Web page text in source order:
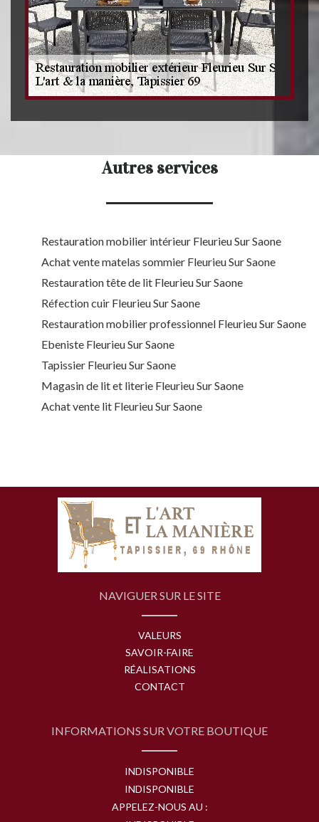
Autres services
Restauration mobilier intérieur Fleurieu Sur Saone
Achat vente matelas sommier Fleurieu Sur Saone
Restauration tête de lit Fleurieu Sur Saone
Réfection cuir Fleurieu Sur Saone
Restauration mobilier professionnel Fleurieu Sur Saone
Ebeniste Fleurieu Sur Saone
Tapissier Fleurieu Sur Saone
Magasin de lit et literie Fleurieu Sur Saone
Achat vente lit Fleurieu Sur Saone
NAVIGUER SUR LE SITE
VALEURS
SAVOIR-FAIRE
RÉALISATIONS
CONTACT
INFORMATIONS SUR VOTRE BOUTIQUE
INDISPONIBLE
INDISPONIBLE
APPELEZ-NOUS AU :